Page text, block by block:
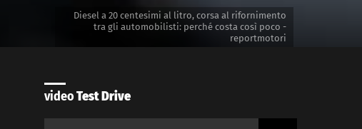
Diesel a 20 centesimi al litro, corsa al rifornimento
tra gli automobilisti: perché costa così poco -
reportmotori
videoTest Drive